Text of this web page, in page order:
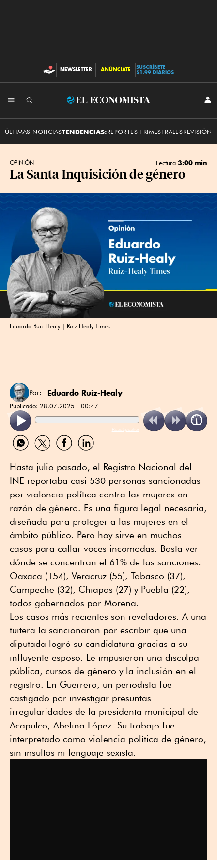
CONTRIBUCIONES
NEWSLETTER ANÚNCIATE
SUSCRÍBETE
$1.99 DIARIOS
El
ÚLTIMAS NOTICIASTENDENCIAS:REPORTES TRIMESTRALESREVISIÓN
OPINIÓN Lectura 3:00 min
La Santa Inquisición de género
Eduardo Ruiz-Healy | Ruiz-Healy Times
Por: Eduardo Ruiz-Healy
Publicado: 28.07.2025 - 00:47
ReadSpeaker
Compartir
por
Compartir
por
Compartir
por
Compartir
por
Hasta julio pasado, el Registro Nacional del
INE reportaba casi 530 personas sancionadas
por violencia política contra las mujeres en
razón de género. Es una figura legal necesaria,
diseñada para proteger a las mujeres en el
ámbito público. Pero hoy sirve en muchos
casos para callar voces incómodas. Basta ver
dónde se concentran el 61% de las sanciones:
Oaxaca (154), Veracruz (55), Tabasco (37),
Campeche (32), Chiapas (27) y Puebla (22),
todos gobernados por Morena.
Los casos más recientes son reveladores. A una
tuitera la sancionaron por escribir que una
diputada logró su candidatura gracias a su
influyente esposo. Le impusieron una disculpa
pública, cursos de género y la inclusión en el
registro. En Guerrero, un periodista fue
castigado por investigar presuntas
irregularidades de la presidenta municipal de
Acapulco, Abelina López. Su trabajo fue
interpretado como violencia política de género,
sin insultos ni lenguaje sexista.